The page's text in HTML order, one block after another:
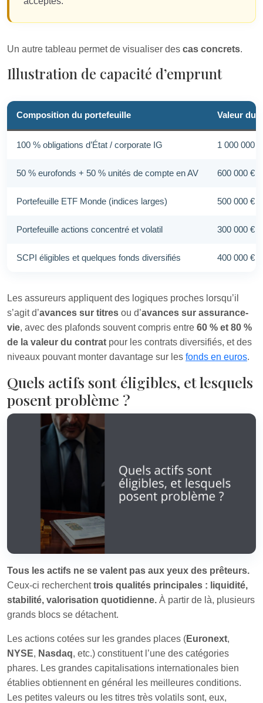
Un autre tableau permet de visualiser des cas concrets.
Illustration de capacité d’emprunt
Composition du portefeuille Valeur du
100 % obligations d’État / corporate IG 1 000 000 €
50 % eurofonds + 50 % unités de compte en AV 600 000 €
Portefeuille ETF Monde (indices larges) 500 000 €
Portefeuille actions concentré et volatil 300 000 €
SCPI éligibles et quelques fonds diversifiés 400 000 €
Les assureurs appliquent des logiques proches lorsqu’il
s’agit d’avances sur titres ou d’avances sur assurance-
vie, avec des plafonds souvent compris entre 60 % et 80 %
de la valeur du contrat pour les contrats diversifiés, et des
niveaux pouvant monter davantage sur les fonds en euros.
Quels actifs sont éligibles, et lesquels
posent problème ?
Tous les actifs ne se valent pas aux yeux des prêteurs.
Ceux-ci recherchenttrois qualités principales : liquidité,
stabilité, valorisation quotidienne. À partir de là, plusieurs
grands blocs se détachent.
Les actions cotées sur les grandes places (Euronext,
NYSE, Nasdaq, etc.) constituent l’une des catégories
phares. Les grandes capitalisations internationales bien
établies obtiennent en général les meilleures conditions.
Les petites valeurs ou les titres très volatils sont, eux,